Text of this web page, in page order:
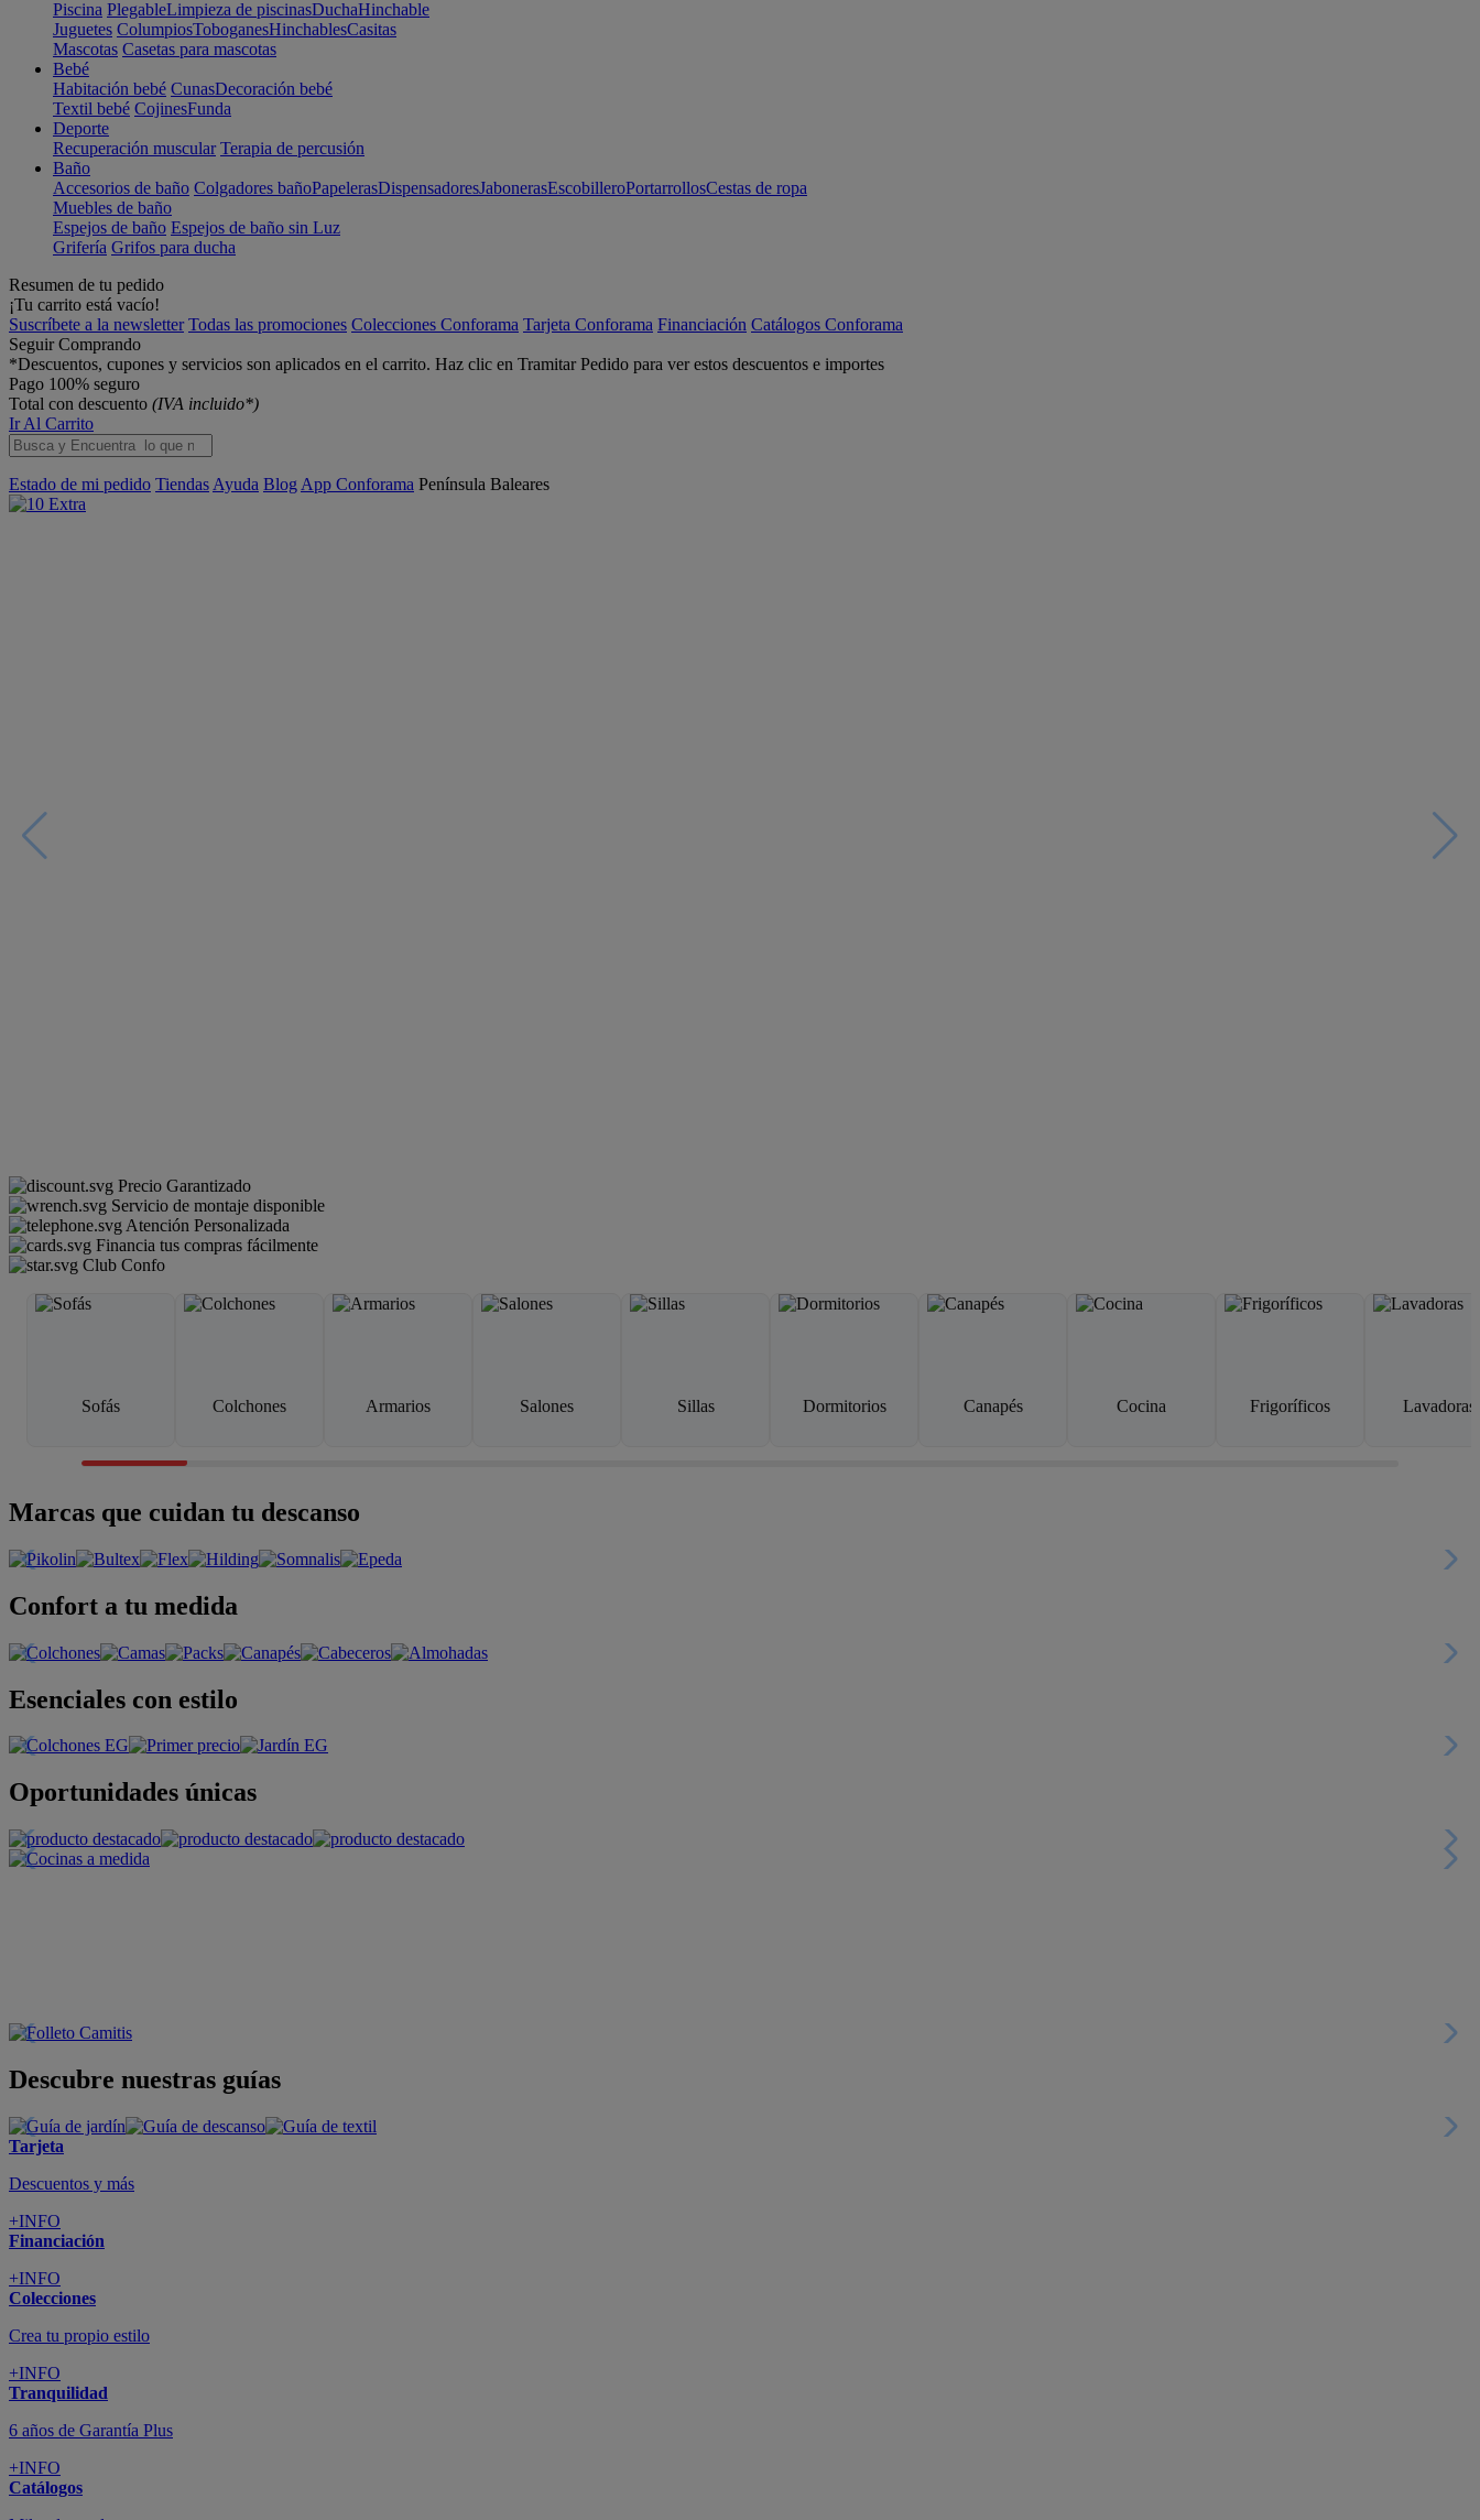
Piscina PlegableLimpieza de piscinasDuchaHinchable
Juguetes ColumpiosToboganesHinchablesCasitas
Mascotas Casetas para mascotas
Bebé
Habitación bebé CunasDecoración bebé
Textil bebé CojinesFunda
Deporte
Recuperación muscular Terapia de percusión
Baño
Accesorios de baño Colgadores bañoPapelerasDispensadoresJabonerasEscobilleroPortarrollosCestas de ropa
Muebles de baño
Espejos de baño Espejos de baño sin Luz
Grifería Grifos para ducha
Resumen de tu pedido
¡Tu carrito está vacío!
Suscríbete a la newsletter Todas las promociones Colecciones Conforama Tarjeta Conforama Financiación Catálogos Conforama
Seguir Comprando
*Descuentos, cupones y servicios son aplicados en el carrito. Haz clic en Tramitar Pedido para ver estos descuentos e importes
Pago 100% seguro
Total con descuento (IVA incluido*)
Ir Al Carrito
Estado de mi pedido Tiendas Ayuda Blog App Conforama Península Baleares
Precio Garantizado
Servicio de montaje disponible
Atención Personalizada
Financia tus compras fácilmente
Club Confo
Sofás Colchones Armarios Salones Sillas Dormitorios Canapés Cocina Frigoríficos Lavadoras
Marcas que cuidan tu descanso
Confort a tu medida
Esenciales con estilo
Oportunidades únicas
Descubre nuestras guías
Tarjeta
Descuentos y más
+INFO
Financiación
+INFO
Colecciones
Crea tu propio estilo
+INFO
Tranquilidad
6 años de Garantía Plus
+INFO
Catálogos